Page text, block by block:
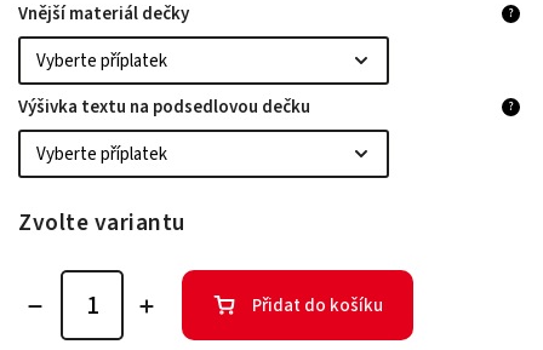
Vnější materiál dečky ?
Výšivka textu na podsedlovou dečku ?
Zvolte variantu
Přidat do košíku